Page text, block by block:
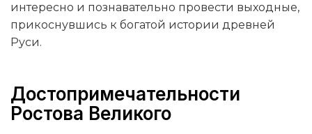
интересно и познавательно провести выходные,
прикоснувшись к богатой истории древней
Руси.
Достопримечательности
Ростова Великого